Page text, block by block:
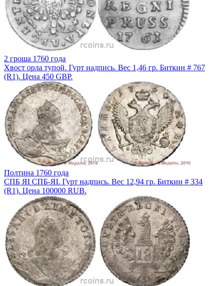
2 гроша 1760 года
Хвост орла тупой. Гурт надпись. Вес 1,46 гр. Биткин # 767
(R1). Цена 450 GBP.
Полтина 1760 года
СПБ ЯI СПБ-ЯI. Гурт надпись. Вес 12,94 гр. Биткин # 334
(R1). Цена 100000 RUB.